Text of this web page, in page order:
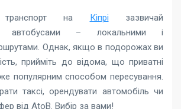
транспорт на Кіпрі зазвичай
автобусами – локальними і
Однак, якщо в подорожах ви
прийміть до відома, що приватні
популярним способом пересування.
таксі, орендувати автомобіль чи
від AtoB. Вибір за вами!